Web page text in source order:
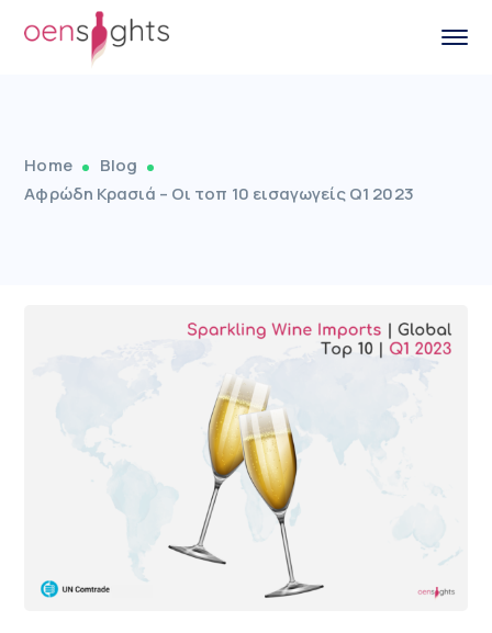
Home
Blog
Αφρώδη Κρασιά – Οι τοπ 10 εισαγωγείς Q1 2023